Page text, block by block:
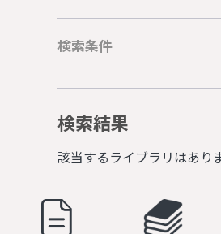
検索条件
検索結果
該当するライブラリはあり